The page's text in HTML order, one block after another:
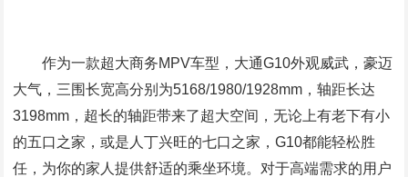
作为一款超大商务MPV车型，大通G10外观威武，豪迈
大气，三围长宽高分别为5168/1980/1928mm，轴距长达
3198mm，超长的轴距带来了超大空间，无论上有老下有小
的五口之家，或是人丁兴旺的七口之家，G10都能轻松胜
任，为你的家人提供舒适的乘坐环境。对于高端需求的用户